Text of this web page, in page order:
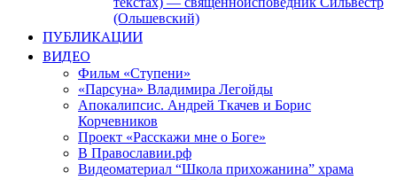
(Ольшевский)
ПУБЛИКАЦИИ
ВИДЕО
Фильм «Ступени»
«Парсуна» Владимира Легойды
Апокалипсис. Андрей Ткачев и Борис
Корчевников
Проект «Расскажи мне о Боге»
В Православии.рф
Видеоматериал “Школа прихожанина” храма